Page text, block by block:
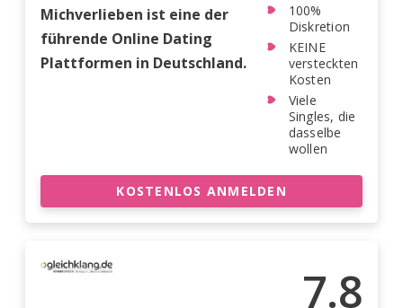
Michverlieben ist eine der
führende Online Dating
Plattformen in Deutschland.
100%
Diskretion
KEINE
versteckten
Kosten
Viele
Singles, die
dasselbe
wollen
KOSTENLOS ANMELDEN
7.8